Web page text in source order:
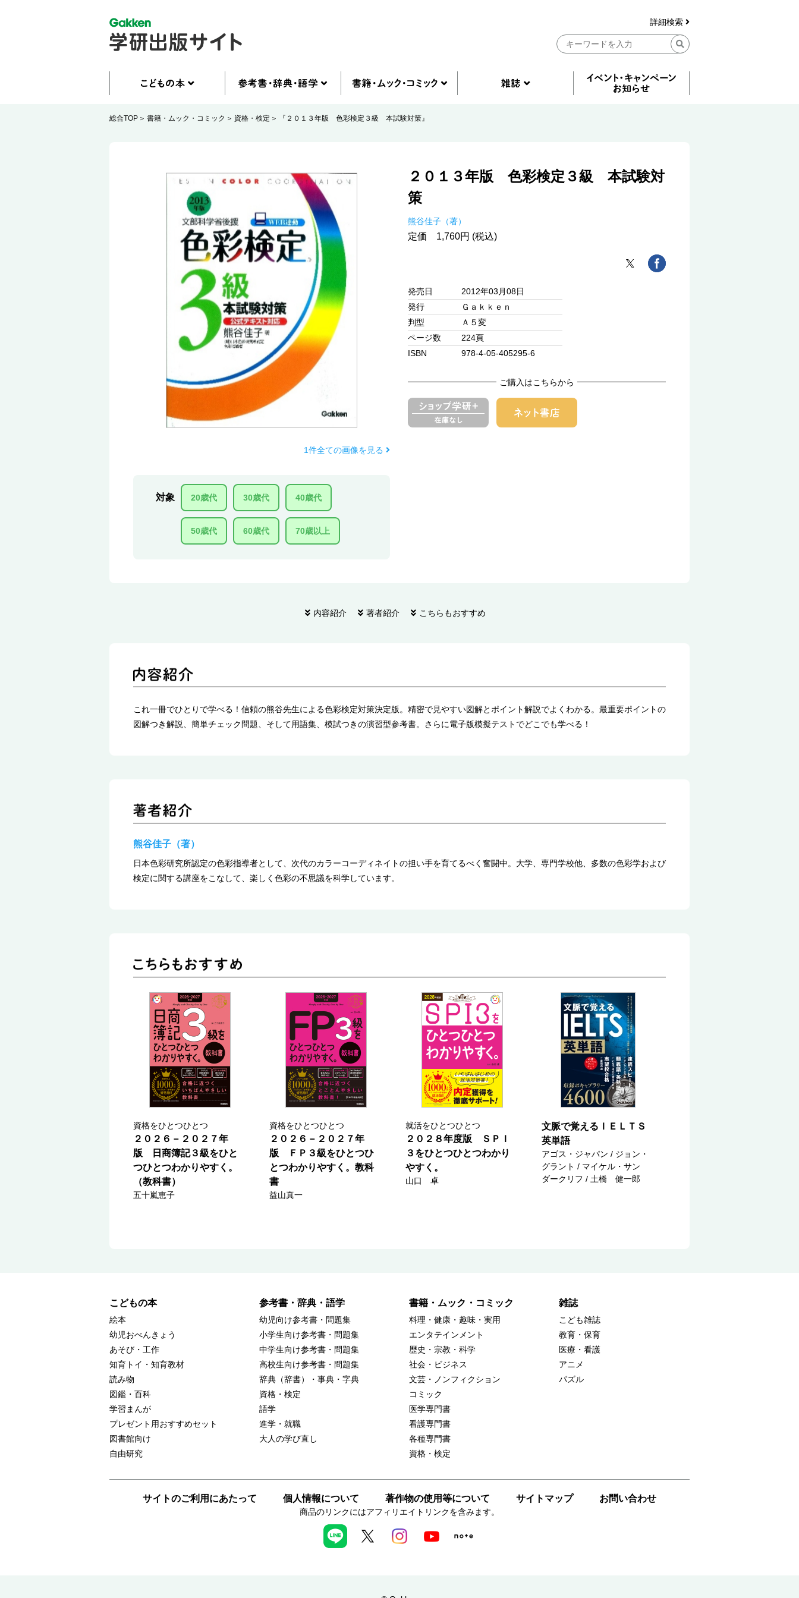
詳細検索
総合TOP 書籍・ムック・コミック 資格・検定 『２０１３年版 色彩検定３級 本試験対策』
1件全ての画像を見る
対象 20歳代 30歳代 40歳代
50歳代 60歳代 70歳以上
２０１３年版 色彩検定３級 本試験対
策
熊谷佳子（著）
定価 1,760円 (税込)
発売日
2012年03月08日
発行
Ｇａｋｋｅｎ
判型
Ａ５変
ページ数
224頁
ISBN
978-4-05-405295-6
ご購入はこちらから
内容紹介 著者紹介 こちらもおすすめ
これ一冊でひとりで学べる！信頼の熊谷先生による色彩検定対策決定版。精密で見やすい図解とポイント解説でよくわかる。最重要ポイントの
図解つき解説、簡単チェック問題、そして用語集、模試つきの演習型参考書。さらに電子版模擬テストでどこでも学べる！
熊谷佳子（著）
日本色彩研究所認定の色彩指導者として、次代のカラーコーディネイトの担い手を育てるべく奮闘中。大学、専門学校他、多数の色彩学および
検定に関する講座をこなして、楽しく色彩の不思議を科学しています。
資格をひとつひとつ
２０２６－２０２７年
版 日商簿記３級をひと
つひとつわかりやすく。
（教科書）
五十嵐恵子
資格をひとつひとつ
２０２６－２０２７年
版 ＦＰ３級をひとつひ
とつわかりやすく。教科
書
益山真一
就活をひとつひとつ
２０２８年度版 ＳＰＩ
３をひとつひとつわかり
やすく。
山口 卓
文脈で覚えるＩＥＬＴＳ
英単語
アゴス・ジャパン / ジョン・
グラント / マイケル・サン
ダークリフ / 土橋 健一郎
こどもの本
絵本
幼児おべんきょう
あそび・工作
知育トイ・知育教材
読み物
図鑑・百科
学習まんが
プレゼント用おすすめセット
図書館向け
自由研究
参考書・辞典・語学
幼児向け参考書・問題集
小学生向け参考書・問題集
中学生向け参考書・問題集
高校生向け参考書・問題集
辞典（辞書）・事典・字典
資格・検定
語学
進学・就職
大人の学び直し
書籍・ムック・コミック
料理・健康・趣味・実用
エンタテインメント
歴史・宗教・科学
社会・ビジネス
文芸・ノンフィクション
コミック
医学専門書
看護専門書
各種専門書
資格・検定
雑誌
こども雑誌
教育・保育
医療・看護
アニメ
パズル
サイトのご利用にあたって 個人情報について 著作物の使用等について サイトマップ お問い合わせ
商品のリンクにはアフィリエイトリンクを含みます。